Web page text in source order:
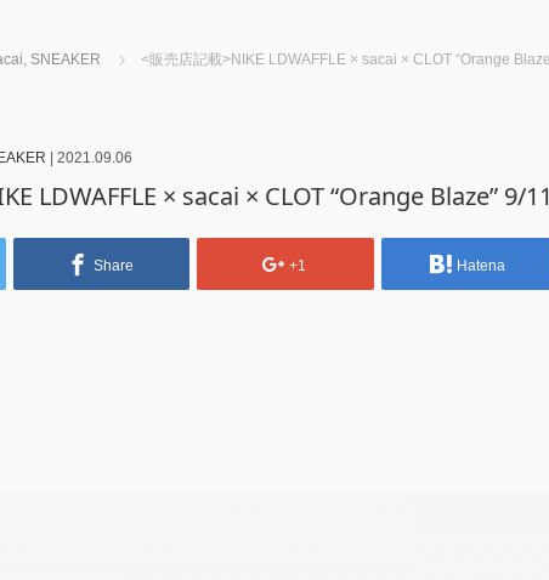
, SNEAKER <販売店記載>NIKE LDWAFFLE × sacai × CLOT “Orange
2021.09.06
LDWAFFLE × sacai × CLOT “Orange Blaze” 9/
Share +1 Hatena